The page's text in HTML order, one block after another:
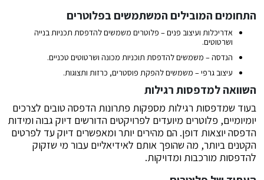
התחומים המובילים המשתמשים בפלוטרים
אדריכלות ועיצוב פנים – פלוטרים משמשים להדפסת תכניות בנייה
ושרטוטים.
הנדסה – משמשים להדפסת תוכניות מכונה ושרטוטים טכניים.
עיצוב גרפי – משמשים להפקת פוסטרים, כרזות ותצוגות.
השוואה למדפסות רגילות
בעוד שמדפסות רגילות מספקות פתרונות הדפסה טובים לצרכים
יומיומיים, פלוטרים מיועדים לפרויקטים הדורשים דיוק גבוה ומידות
הדפסה יוצאות דופן. הם מהירים יותר ומאפשרים דיוק עד לפרטים
הקטנים ביותר, מה שהופך אותם לאידיאליים עבור מי שזקוק
להדפסות מורכבות ומדויקות.